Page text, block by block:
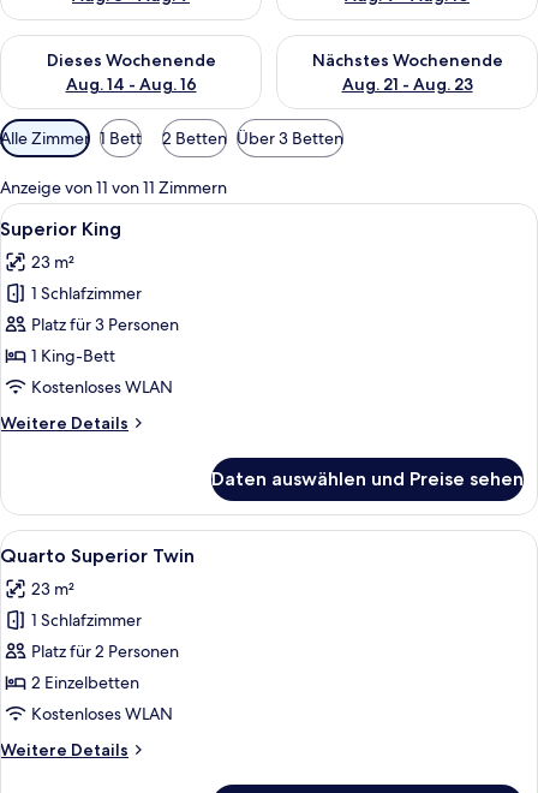
Dieses Wochenende
Aug. 14 - Aug. 16
Überprüfe die Verfügbarkeit für dieses Wochenende, Aug. 14
Nächstes Wochenende
Aug. 21 - Aug. 23
Überprüfe die Verfügbarkeit
Verfügbare
Filter
für
Zimmer
Alle Zimmer 1 Bett 2 Betten Über 3 Betten
Anzeige von 11 von 11 Zimmern
Alle
Fotos
für
Superior
King
anzeigen
Ein Hotelzimmer mit einem großen
19
Superior King
23 m²
1 Schlafzimmer
Platz für 3 Personen
1 King-Bett
Kostenloses WLAN
Weitere Details
Weitere
King
Daten auswählen und Preise sehen
Alle
Fotos
für
Quarto
Superior
Twin
anzeigen
Ein Hotelzimmer mit zwei Betten,
5
Quarto Superior Twin
23 m²
1 Schlafzimmer
Platz für 2 Personen
2 Einzelbetten
Kostenloses WLAN
Weitere Details
Weitere